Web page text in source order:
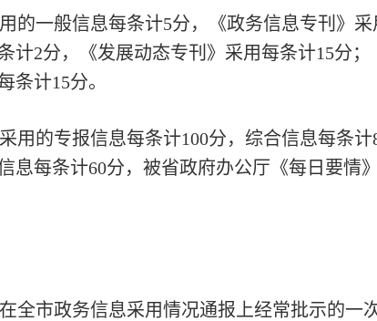
的一般信息每条计5分，《政务信息专刊》
计2分，《发展动态专刊》采用每条计15分
条计15分。
用的专报信息每条计100分，综合信息每条
息每条计60分，被省政府办公厅《每日要情
全市政务信息采用情况通报上经常批示的一